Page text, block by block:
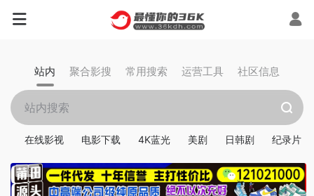
站内 聚合影搜 常用搜索 运营工具 社区信息
在线影视 电影下载 4K蓝光 美剧 日韩剧 纪录片